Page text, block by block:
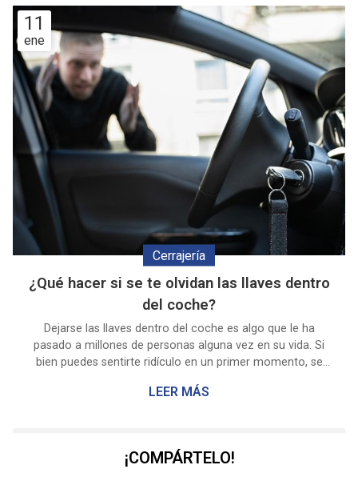
11
ene
¿Qué hacer si se te olvidan las llaves dentro
del coche?
Cerrajería
Dejarse las llaves dentro del coche es algo que le ha
pasado a millones de personas alguna vez en su vida. Si
bien puedes sentirte ridículo en un primer momento, se
Cerrajería Orlando sabemos lo frustrante que es llegar a
cerrajería en Pontevedra, ofrecemos servicios de cerrajería
de urgencia las 24 horas los 365 días del año, para ayuda...
LEER MÁS
¡COMPÁRTELO!